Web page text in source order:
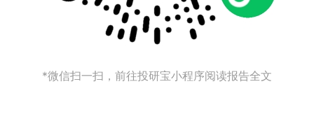
*微信扫一扫，前往投研宝小程序阅读报告全文